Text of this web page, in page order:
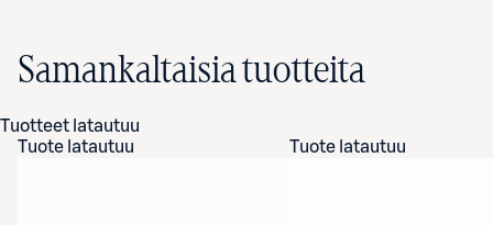
Samankaltaisia tuotteita
Tuotteet latautuu
Tuote latautuu
Tuote latautuu